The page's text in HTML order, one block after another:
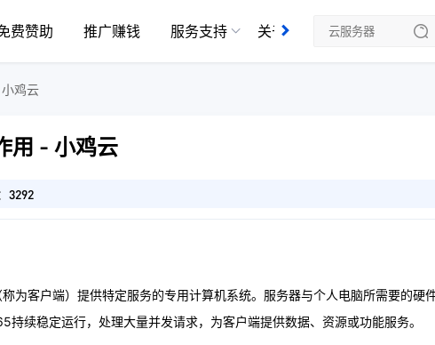
费赞助 推广赚钱 服务支持 关于我们
鸡云
用 - 小鸡云
3292
为客户端）提供特定服务的专用计算机系统。服务器与个人电脑所需要的硬
续稳定运行，处理大量并发请求，为客户端提供数据、资源或功能服务。